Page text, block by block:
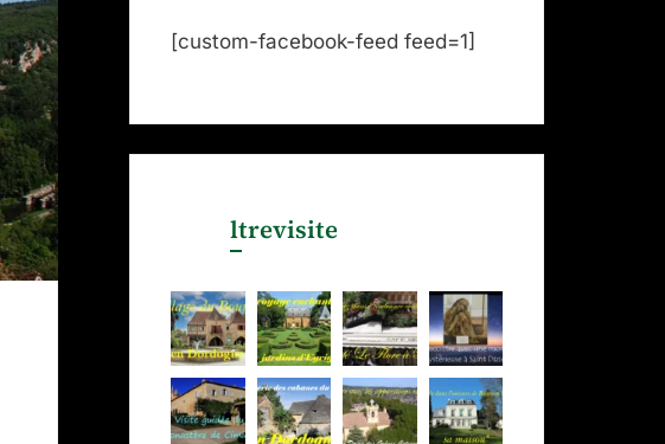
[custom-facebook-feed feed=1]
ltrevisite